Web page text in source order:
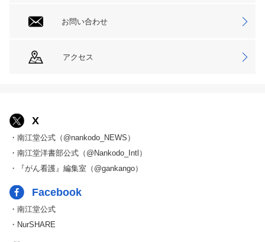
お問い合わせ
アクセス
X
・南江堂公式（@nankodo_NEWS）
・南江堂洋書部公式（@Nankodo_Intl）
・『がん看護』編集室（@gankango）
Facebook
・南江堂公式
・NurSHARE